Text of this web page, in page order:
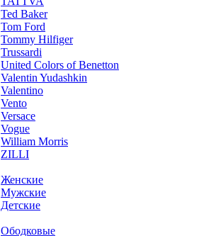
Ted Baker
Tom Ford
Tommy Hilfiger
Trussardi
United Colors of Benetton
Valentin Yudashkin
Valentino
Vento
Versace
Vogue
William Morris
ZILLI
Женские
Мужские
Детские
Ободковые